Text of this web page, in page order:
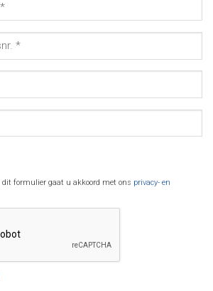
dit formulier gaat u akkoord met ons privacy- en